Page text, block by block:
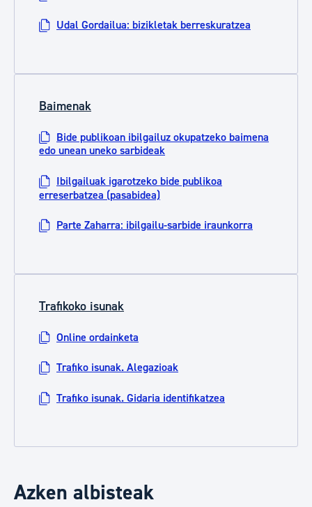
Udal Gordailua: bizikletak berreskuratzea
Baimenak
Bide publikoan ibilgailuz okupatzeko baimena
edo unean uneko sarbideak
Ibilgailuak igarotzeko bide publikoa
erreserbatzea (pasabidea)
Parte Zaharra: ibilgailu-sarbide iraunkorra
Trafikoko isunak
Online ordainketa
Trafiko isunak. Alegazioak
Trafiko isunak. Gidaria identifikatzea
Azken albisteak